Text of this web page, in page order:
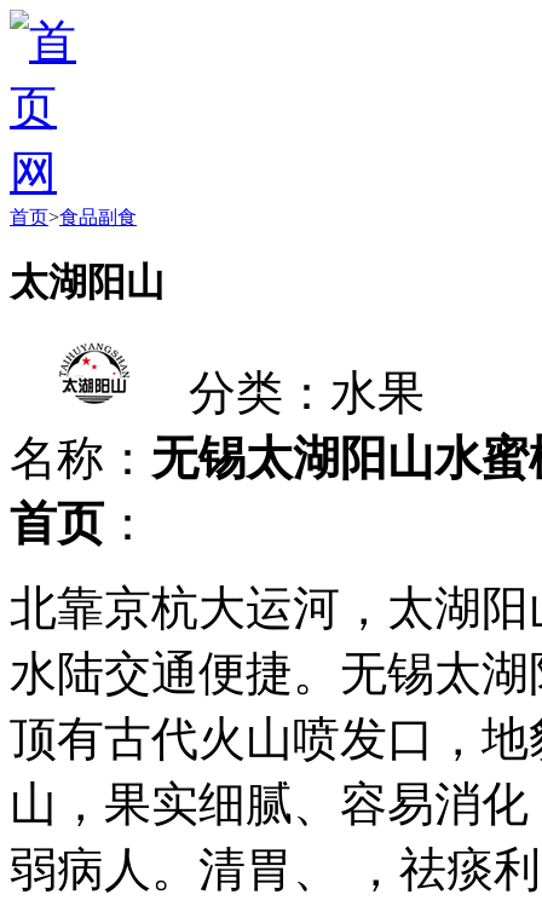
首页>食品副食
太湖阳山
分类：水果
名称： 无锡太湖阳山水
首页 ：
北靠京杭大运河，太湖
水陆交通便捷。无锡太
顶有古代火山喷发口，
山，果实细腻、容易消
弱病人。清胃、 ，祛痰